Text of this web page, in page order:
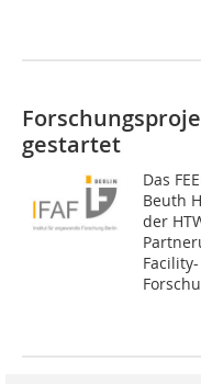
gestartet
Das
Beuth
der